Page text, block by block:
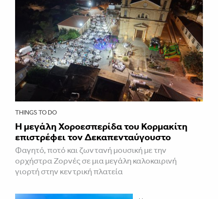
THINGS TO DO
Η μεγάλη Χοροεσπερίδα του Κορμακίτη
επιστρέφει τον Δεκαπενταύγουστο
Φαγητό, ποτό και ζωντανή μουσική με την
ορχήστρα Ζορνές σε μια μεγάλη καλοκαιρινή
γιορτή στην κεντρική πλατεία